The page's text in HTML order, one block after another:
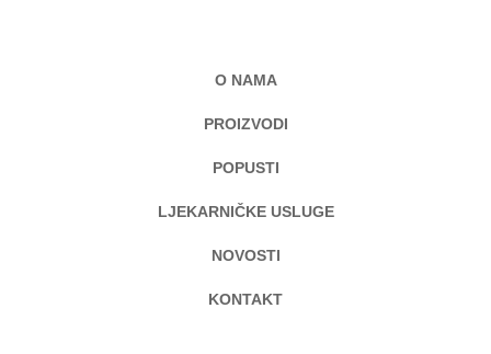
O NAMA
PROIZVODI
POPUSTI
LJEKARNIČKE USLUGE
NOVOSTI
KONTAKT